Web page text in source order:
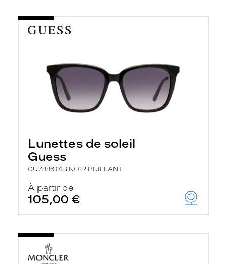
Lunettes de soleil
Guess
GU7886 01B NOIR BRILLANT
À partir de
105,00 €